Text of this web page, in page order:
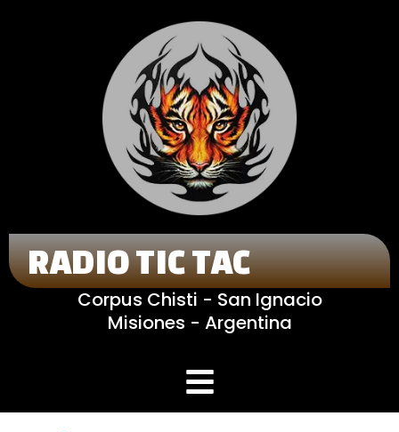
RADIO TIC TAC
Corpus Chisti - San Ignacio
Misiones - Argentina
Menú